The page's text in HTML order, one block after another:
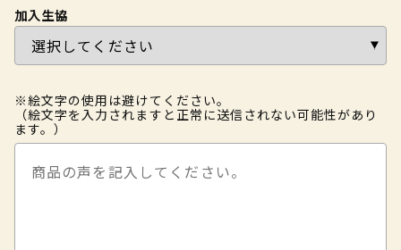
加入生協
※絵文字の使用は避けてください。
（絵文字を入力されますと正常に送信されない可能性があり
ます。）